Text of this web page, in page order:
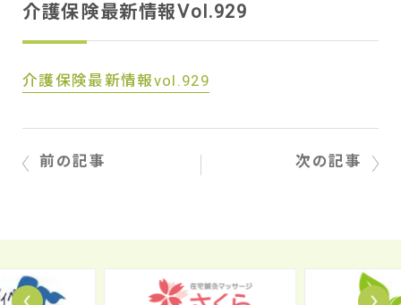
介護保険最新情報Vol.929
介護保険最新情報vol.929
前の記事 次の記事
Prev